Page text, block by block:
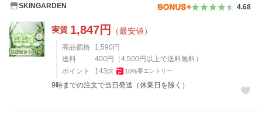
SKINGARDEN 4.68
実質 1,847円 （最安値）
商品価格 1,590 円
送料
400 円 （4,500 円以上で送料無料）
ポイント
143pt 10%要エントリー
9時までの注文で当日発送（休業日を除く）